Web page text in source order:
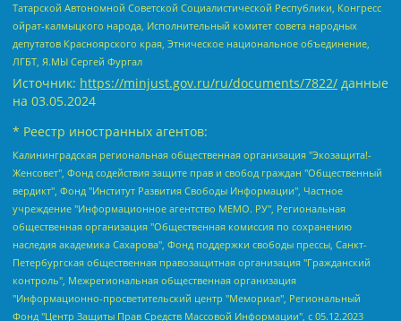
Татарской Автономной Советской Социалистической Республики, Конгресс
ойрат-калмыцкого народа, Исполнительный комитет совета народных
депутатов Красноярского края, Этническое национальное объединение,
ЛГБТ, Я.МЫ Сергей Фургал
Источник: https://minjust.gov.ru/ru/documents/7822/ данные
на 03.05.2024
* Реестр иностранных агентов:
Калининградская региональная общественная организация "Экозащита!-Женсовет", Фонд содействия защите прав и свобод граждан "Общественный вердикт", Фонд "Институт Развития Свободы Информации", Частное учреждение "Информационное агентство МЕМО. РУ", Региональная общественная организация "Общественная комиссия по сохранению наследия академика Сахарова", Фонд поддержки свободы прессы, Санкт-Петербургская общественная правозащитная организация "Гражданский контроль", Межрегиональная общественная организация "Информационно-просветительский центр "Мемориал", Региональный Фонд "Центр Защиты Прав Средств Массовой Информации", с 05.12.2023 Фонд "Центр Защиты Прав Средств массовой информации", Региональная общественная благотворительная организация помощи беженцам и мигрантам "Гражданское содействие", Негосударственное образовательное учреждение дополнительного профессионального образования (повышение квалификации) специалистов "АКАДЕМИЯ ПО ПРАВАМ ЧЕЛОВЕКА", Свердловская региональная общественная организация "Сутяжник", Автономная некоммерческая организация "Центр независимых социологических исследований", Союз общественных объединений "Российский исследовательский центр по правам человека", Региональное общественное учреждение научно-информационный центр "МЕМОРИАЛ", Некоммерческая организация "Фонд защиты гласности", Автономная некоммерческая организация "Институт прав человека", Городская общественная организация "Екатеринбургское общество "МЕМОРИАЛ", Городская общественная организация "Рязанское историко-просветительское и правозащитное общество "Мемориал" (Рязанский Мемориал), Челябинский региональный орган общественной самодеятельности – женское общественное объединение "Женщины Евразии", Челябинский региональный орган общественной самодеятельности "Уральская правозащитная группа", Фонд содействия защите здоровья и социальной справедливости имени Андрея Рылькова, Автономная Некоммерческая Организация "Аналитический Центр Юрия Левады", Автономная некоммерческая организация социальной поддержки населения "Проект Апрель", Региональная общественная организация помощи женщинам и детям, находящимся в кризисной ситуации "Информационно-методический центр "Анна", Фонд содействия развитию массовых коммуникаций и правовому просвещению "Так-так-Так", Фонд содействия устойчивому развитию "Серебряная тайга", Свердловский региональный общественный фонд социальных проектов "Новое время", "Idel.Реалии", Кавказ.Реалии, Крым.Реалии, Телеканал Настоящее Время, Татаро-башкирская служба Радио Свобода (Azatliq Radiosi), Радио Свободная Европа/Радио Свобода (PCE/PC), "Сибирь.Реалии", "Фактограф", Благотворительный фонд помощи осужденным и их семьям, Автономная некоммерческая организация "Институт глобализации и социальных движений", Фонд "В защиту прав заключенных", Частное учреждение "Центр поддержки и содействия развитию средств массовой информации", Пензенский региональный общественный благотворительный фонд "Гражданский союз", "Север.Реалии", Некоммерческая организация Фонд "Правовая инициатива", Общество с ограниченной ответственностью "Радио Свободная Европа/Радио Свобода", Чешское информационное агентство "MEDIUM-ORIENT", Красноярская региональная общественная организация "Мы против СПИДа", Камалягин Денис Николаевич, Маркелов Сергей Евгеньевич, Пономарев Лев Александрович, Савицкая Людмила Алексеевна, Автономная некоммерческая организация "Центр по работе с проблемой насилия "НАСИЛИЮ.НЕТ", Межрегиональный профессиональный союз работников здравоохранения "Альянс врачей", Юридическое лицо, зарегистрированное в Латвийской Республике, SIA "Medusa Project" (регистрационный номер 40103797863, дата регистрации 10.06.2014), Некоммерческая организация "Фонд по борьбе с коррупцией", Автономная некоммерческая организация "Институт права и публичной политики", Баданин Роман Сергеевич, Гликин Максим Александрович, Железнова Мария Михайловна, Лукьянова Юлия Сергеевна, Маетная Елизавета Витальевна, Маняхин Петр Борисович, Чуракова Ольга Владимировна, Ярош Юлия Петровна, Юридическое лицо "The Insider SIA", зарегистрированное в Риге, Латвийская Республика (дата регистрации 26.06.2015), являющееся администратором доменного имени интернет-издания "The Insider SIA", https://theins.ru, Постернак Алексей Евгеньевич, Рубин Михаил Аркадьевич, Анин Роман Александрович, Юридическое лицо Istories fonds, зарегистрированное в Латвийской Республике (регистрационный номер 50008295751, дата регистрации 24.02.2020), Великовский Дмитрий Александрович, Долинина Ирина Николаевна, Мароховская Алеся Алексеевна, Шлейнов Роман Юрьевич, Шмагун Олеся Валентиновна, Общество с ограниченной ответственностью "Альтаир 2021", Общество с ограниченной ответственностью "Вега 2021", Общество с ограниченной ответственностью "Главный редактор 2021", Общество с ограниченной ответственностью "Ромашки монолит", Важенков Артем Валерьевич, Ивановская областная общественная организация "Центр гендерных исследований", Гурман Юрий Альбертович, Медиапроект "ОВД-Инфо", Егоров Владимир Владимирович, Жилинский Владимир Александрович, Общество с ограниченной ответственностью "ЗП", Иванова София Юрьевна, Карезина Инна Павловна, Кильтау Екатерина Викторовна, Петров Алексей Викторович, Пискунов Сергей Евгеньевич, Смирнов Сергей Сергеевич, Тихонов Михаил Сергеевич, Общество с ограниченной ответственностью "ЖУРНАЛИСТ-ИНОСТРАННЫЙ АГЕНТ", Арапова Галина Юрьевна, Вольтская Татьяна Анатольевна, Американская компания "Mason G.E.S. Anonymous Foundation" (США), являющаяся владельцем интернет-издания https://mnews.world/, Компания "Stichting Bellingcat", зарегистрированная в Нидерландах (дата регистрации 11.07.2018), Захаров Андрей Вячеславович, Клепиковская Екатерина Дмитриевна, Общество с ограниченной ответственностью "МЕМО", Перл Роман Александрович, Симонов Евгений Алексеевич, Соловьева Елена Анатольевна, Сотников Даниил Владимирович, Сурначева Елизавета Дмитриевна, Автономная некоммерческая организация по защите прав человека и информированию населения "Якутия – Наше Мнение", Общество с ограниченной ответственностью "Москоу диджитал медиа", с 26.01.2023 Общество с ограниченной ответственностью "Чайка Белые сады", Ветошкина Валерия Валерьевна, Заговора Максим Александрович, Межрегиональное общественное движение "Российская ЛГБТ - сеть", Оленичев Максим Владимирович, Павлов Иван Юрьевич, Скворцова Елена Сергеевна, Общество с ограниченной ответственностью "Как бы инагент", Кочетков Игорь Викторович, Общество с ограниченной ответственностью "Честные выборы", Еланчик Олег Александрович, Общество с ограниченной ответственностью "Нобелевский призыв", Гималова Регина Эмилевна, Григорьев Андрей Валерьевич, Григорьева Алина Александровна, Ассоциация по содействию защите прав призывников, альтернативнослужащих и военнослужащих "Правозащитная группа "Гражданин.Армия.Право", Хисамова Регина Фаритовна, Автономная некоммерческая организация по реализации социально-правовых программ "Лилит", Дальневосточное общественное движение "Маяк", Санкт-Петербургская ЛГБТ-инициативная группа "Выход", Инициативная группа ЛГБТ+ "Реверс", Алексеев Андрей Викторович, Бекбулатова Таисия Львовна, Беляев Иван Михайлович, Владыкина Елена Сергеевна, Гельман Марат Александрович, Никульшина Вероника Юрьевна, Толоконникова Надежда Андреевна, Шендерович Виктор Анатольевич, Общество с ограниченной ответственностью "Данное сообщение", Общество с ограниченной ответственностью Издательский дом "Новая глава", Айнбиндер Александра Александровна, Московский комьюнити-центр для ЛГБТ+инициатив, Благотворительный фонд развития филантропии, Deutsche Welle (Германия, Kurt-Schumacher-Strasse 3, 53113 Bonn), Борзунова Мария Михайловна, Воробьев Виктор Викторович, Голубева Анна Львовна, Константинова Алла Михайловна, Малкова Ирина Владимировна, Мурадов Мурад Абдулгалимович, Осетинская Елизавета Николаевна, Понасенков Евгений Николаевич, Ганапольский Матвей Юрьевич, Киселев Евгений Алексеевич, Борухович Ирина Григорьевна, Дремин Иван Тимофеевич, Дубровский Дмитрий Викторович, Красноярская региональная общественная организация поддержки и развития альтернативных образовательных технологий и межкультурных коммуникаций "ИНТЕРРА", Маяковская Екатерина Алексеевна, Фейгин Марк Захарович, Филимонов Андрей Викторович, Дзугкоева Регина Николаевна, Доброхотов Роман Александрович, Дудь Юрий Александрович, Елкин Сергей Владимирович, Кругликов Кирилл Игоревич, Сабунаева Мария Леонидовна, Семенов Алексей Владимирович, Шаинян Карен Багратович, Шульман Екатерина Михайловна, Асафьев Артур Валерьевич, Вахштайн Виктор Семенович, Венедиктов Алексей Алексеевич, Лушникова Екатерина Евгеньевна, Волков Леонид Михайлович, Невзоров Александр Глебович, Пархоменко Сергей Борисович, Сироткин Ярослав Николаевич, Кара-Мурза Владимир Владимирович, Баранова Наталья Владимировна, Гозман Леонид Яковлевич, Кагарлицкий Борис Юльевич, Климарев Михаил Валерьевич, Милов Владимир Станиславович, Автономная некоммерческая организация Краснодарский центр современного искусства "Типография", Моргенштерн Алишер Тагирович, Соболь Любовь Эдуардовна, Общество с ограниченной ответственностью "ЛИЗА НОРМ", Каспаров Гарри Кимович, Ходорковский Михаил Борисович, Общество с ограниченной ответственностью "Апрельские тезисы", Данилович Ирина Брониславовна, Кашин Олег Владимирович, Петров Николай Владимирович, Пивоваров Алексей Владимирович, Соколов Михаил Владимирович, Цветкова Юлия Владимировна, Чичваркин Евгений Александрович, Комитет против пыток/Команда против пыток, Общество с ограниченной ответственностью "Первый научный", Общество с ограниченной ответственностью "Вертолет и ко", Белоцерковская Вероника Борисовна, Кац Максим Евгеньевич, Лазарева Татьяна Юрьевна, Шаведдинов Руслан Табризович, Яшин Илья Валерьевич, Общество с ограниченной ответственностью "Иноагент ААВ", Алешковский Дмитрий Петрович, Альбац Евгения Марковна, Быков Дмитрий Львович, Галямина Юлия Евгеньевна, Лойко Сергей Леонидович, Мартынов Кирилл Константинович, Медведев Сергей Александрович, Крашенинников Федор Геннадиевич, Гордеева Катерина Вл